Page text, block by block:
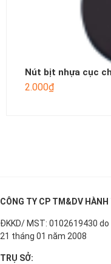
Nút bịt nhựa cục
2.000₫
CÔNG TY CP TM&DV HÀNH
ĐKKD/ MST: 0102619430
21 tháng 01 năm 2008
TRỤ SỞ: